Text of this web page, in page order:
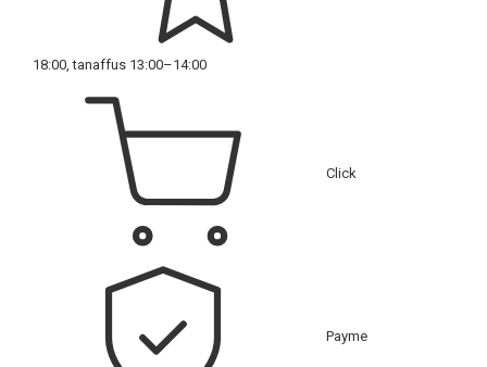
18:00, tanaffus 13:00–14:00
Click
Payme